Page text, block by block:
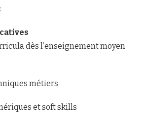
dès l’enseignement moyen
métiers
et soft skills